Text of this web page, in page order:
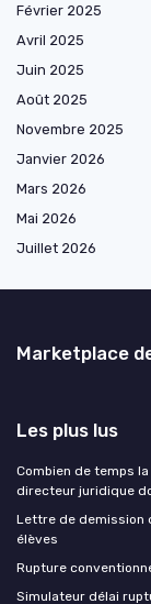
Février 2025
Avril 2025
Juin 2025
Août 2025
Novembre 2025
Janvier 2026
Mars 2026
Mai 2026
Juillet 2026
Marketplace
Les plus lus
Combien de temps
directeur juridique
Lettre de demission
élèves
Rupture
Simulateur délai